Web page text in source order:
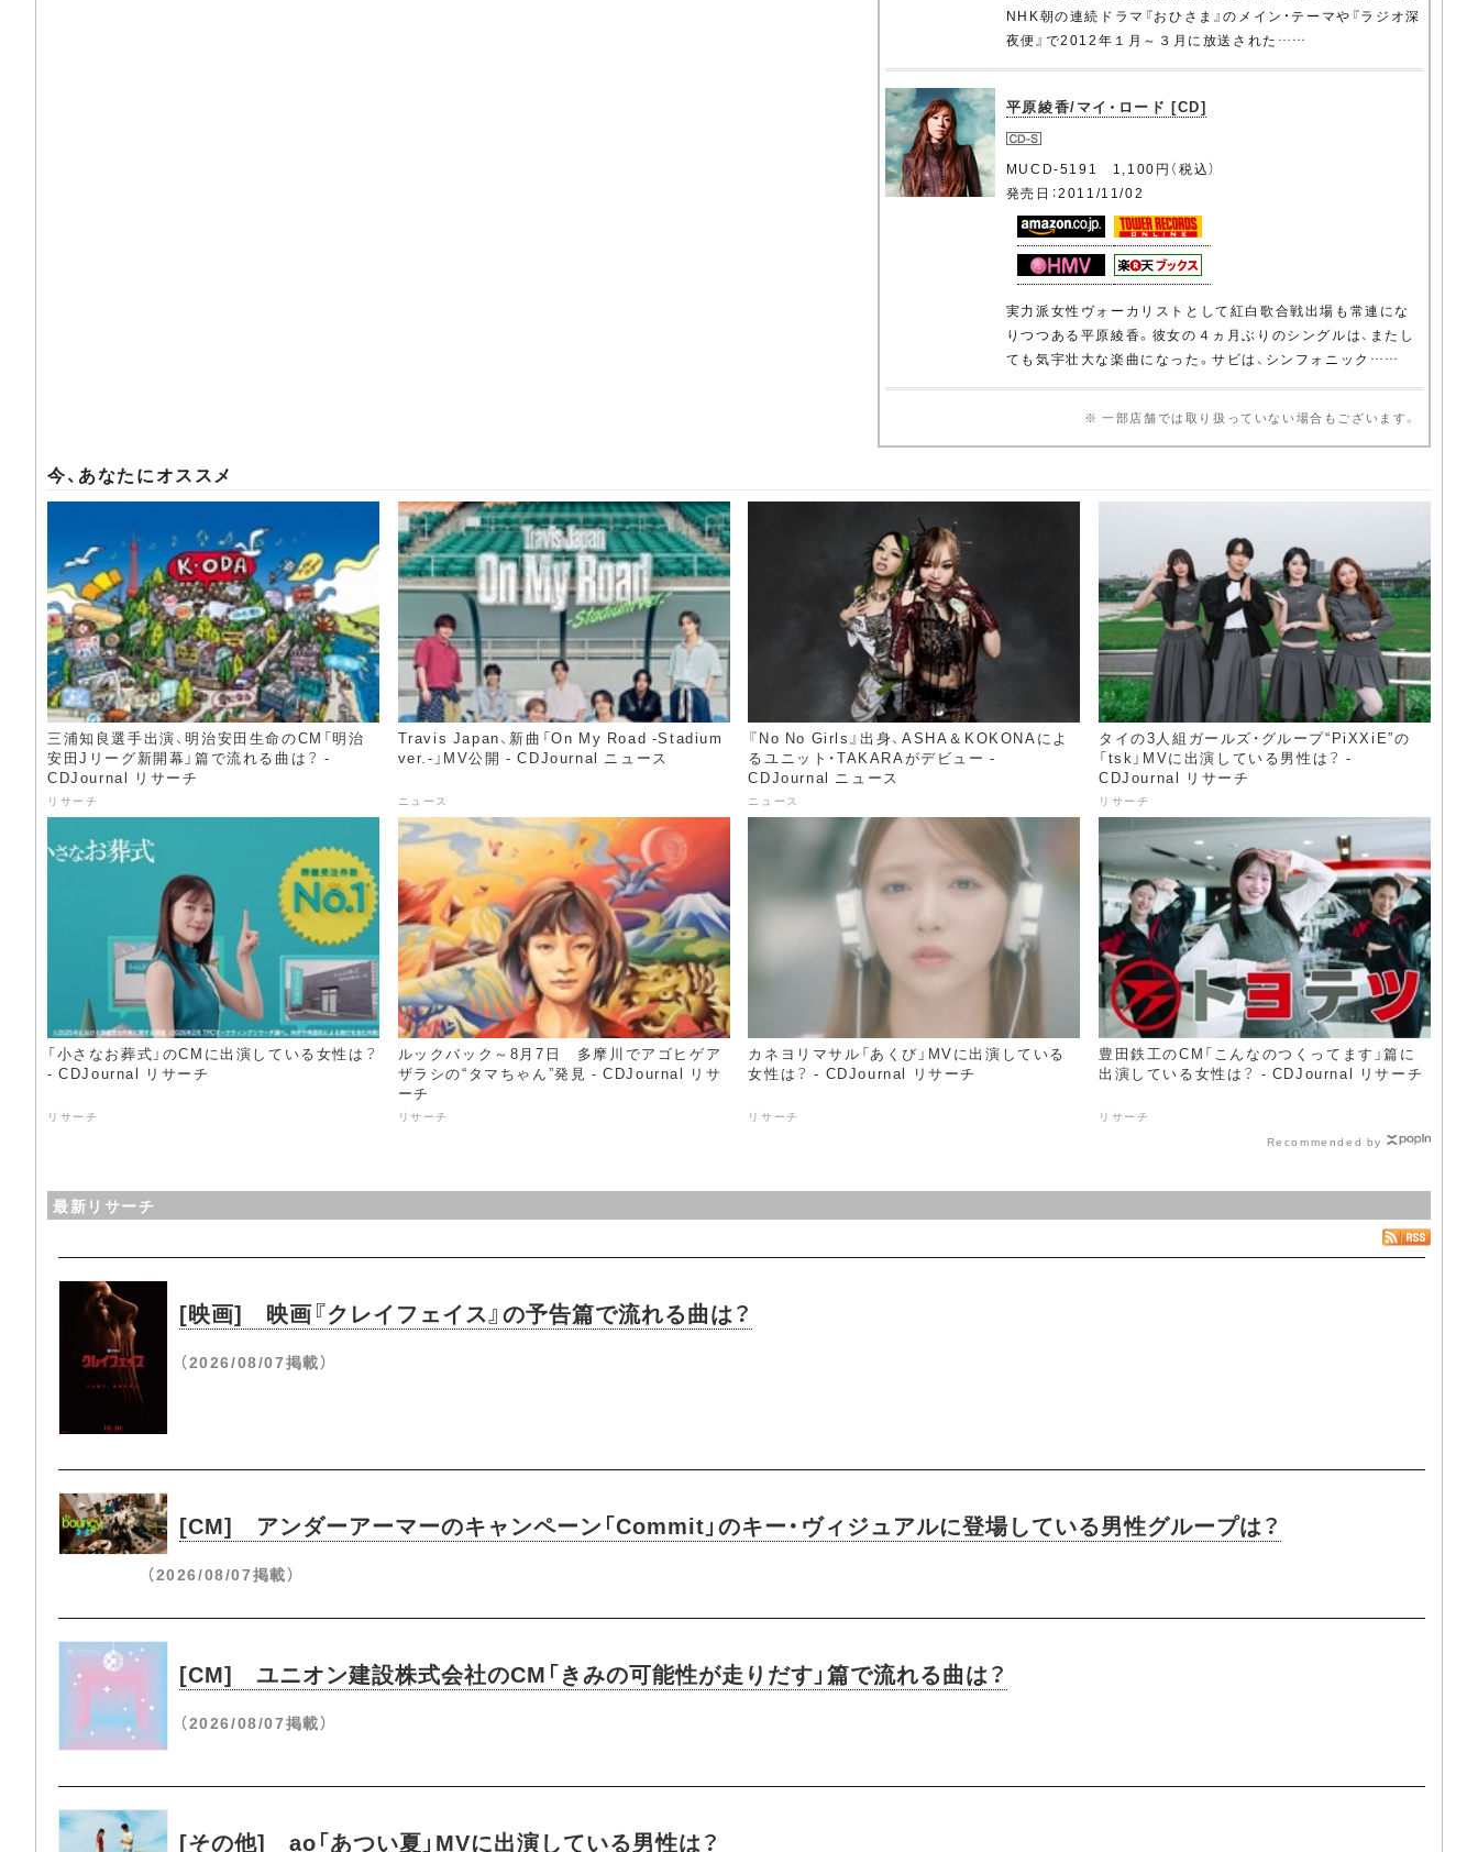
NHK朝の連続ドラマ『おひさま』のメイン・テーマや『ラジオ深
夜便』で2012年１月～３月に放送された……
平原綾香/マイ・ロード [CD]
MUCD-5191 1,100円（税込）
発売日：2011/11/02
実力派女性ヴォーカリストとして紅白歌合戦出場も常連にな
りつつある平原綾香。彼女の４ヵ月ぶりのシングルは、またし
ても気宇壮大な楽曲になった。サビは、シンフォニック……
※ 一部店舗では取り扱っていない場合もございます。
今、あなたにオススメ
三浦知良選手出演、明治安田生命のCM「明治
安田Jリーグ新開幕」篇で流れる曲は？ -
CDJournal リサーチ
リサーチ
Travis Japan、新曲「On My Road -Stadium
ver.-」MV公開 - CDJournal ニュース
ニュース
『No No Girls』出身、ASHA＆KOKONAによ
るユニット・TAKARAがデビュー -
CDJournal ニュース
ニュース
タイの3人組ガールズ・グループ“PiXXiE”の
「tsk」MVに出演している男性は？ -
CDJournal リサーチ
リサーチ
「小さなお葬式」のCMに出演している女性は？
- CDJournal リサーチ
リサーチ
ルックバック～8月7日 多摩川でアゴヒゲア
ザラシの“タマちゃん”発見 - CDJournal リサ
ーチ
リサーチ
カネヨリマサル「あくび」MVに出演している
女性は？ - CDJournal リサーチ
リサーチ
豊田鉄工のCM「こんなのつくってます」篇に
出演している女性は？ - CDJournal リサーチ
リサーチ
Recommended by
最新リサーチ
[映画] 映画『クレイフェイス』の予告篇で流れる曲は？
（2026/08/07掲載）
[CM] アンダーアーマーのキャンペーン「Commit」のキー・ヴィジュアルに登場している男性グループは？
（2026/08/07掲載）
[CM] ユニオン建設株式会社のCM「きみの可能性が走りだす」篇で流れる曲は？
（2026/08/07掲載）
[その他] ao「あつい夏」MVに出演している男性は？